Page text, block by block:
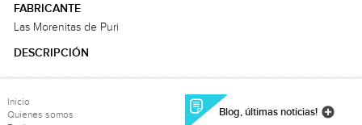
FABRICANTE
Las Morenitas de Puri
DESCRIPCIÓN
Inicio
Quienes somos
Blog, últimas noticias!